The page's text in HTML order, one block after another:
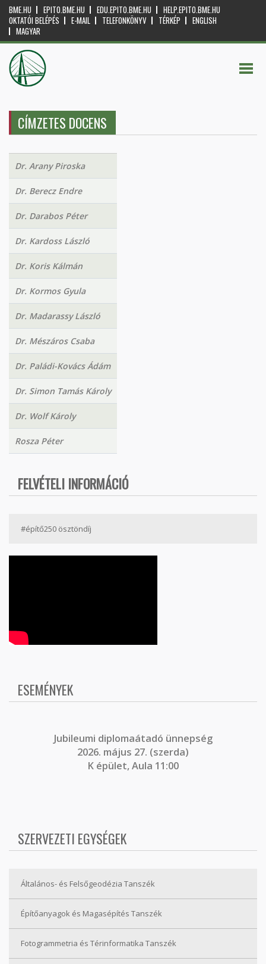
BME.HU EPITO.BME.HU EDU.EPITO.BME.HU
HELP.EPITO.BME.HU
OKTATÓI BELÉPÉS
E-MAIL TELEFONKÖNYV TÉRKÉP
ENGLISH
MAGYAR
CÍMZETES DOCENS
Dr. Arany Piroska
Dr. Berecz Endre
Dr. Darabos Péter
Dr. Kardoss László
Dr. Koris Kálmán
Dr. Kormos Gyula
Dr. Madarassy László
Dr. Mészáros Csaba
Dr. Paládi-Kovács Ádám
Dr. Simon Tamás Károly
Dr. Wolf Károly
Rosza Péter
FELVÉTELI INFORMÁCIÓ
#építő250 ösztöndíj
ESEMÉNYEK
Jubileumi diplomaátadó ünnepség
2026. május 27. (szerda)
K épület, Aula 11:00
SZERVEZETI EGYSÉGEK
Általános- és Felsőgeodézia Tanszék
Építőanyagok és Magasépítés Tanszék
Fotogrammetria és Térinformatika Tanszék